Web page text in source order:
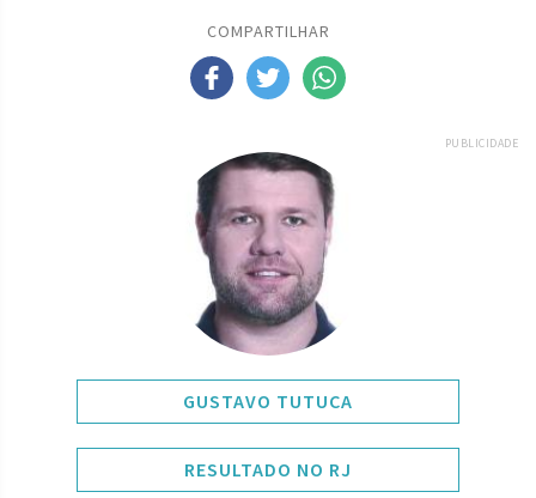
COMPARTILHAR
PUBLICIDADE
GUSTAVO TUTUCA
RESULTADO NO RJ